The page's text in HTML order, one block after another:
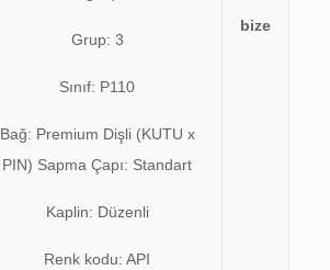
Grup: 3
Sınıf: P110
Bağ: Premium Dişli (KUTU x
PIN) Sapma Çapı: Standart
Kaplin: Düzenli
Renk kodu: API
bize